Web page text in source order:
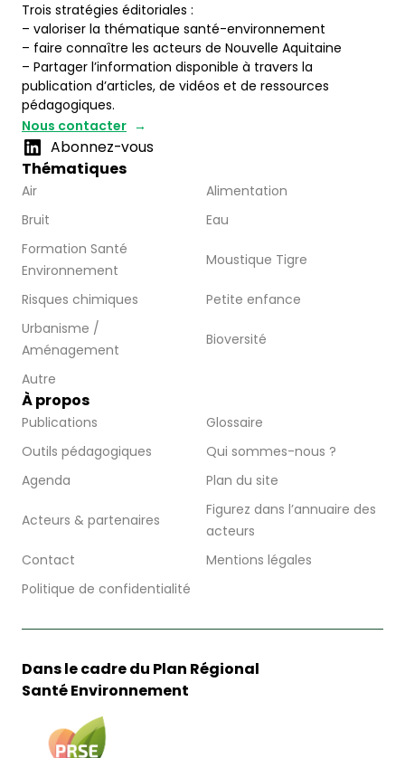
Trois stratégies éditoriales :
– valoriser la thématique santé-environnement
– faire connaître les acteurs de Nouvelle Aquitaine
– Partager l’information disponible à travers la
publication d’articles, de vidéos et de ressources
pédagogiques.
Nous contacter
Abonnez-vous
Thématiques
Air
Alimentation
Bruit
Eau
Formation Santé
Environnement
Moustique Tigre
Risques chimiques
Petite enfance
Urbanisme /
Aménagement
Bioversité
Autre
À propos
Publications
Glossaire
Outils pédagogiques
Qui sommes-nous ?
Agenda
Plan du site
Acteurs & partenaires
Figurez dans l’annuaire des
acteurs
Contact
Mentions légales
Politique de confidentialité
Dans le cadre du Plan Régional
Santé Environnement